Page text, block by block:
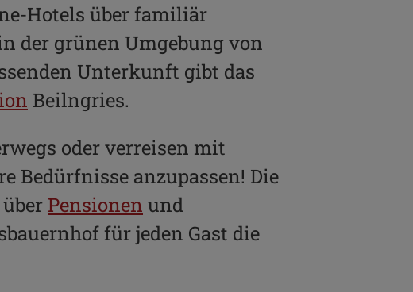
Hotels über familiär
der grünen Umgebung von
Unterkunft gibt das
Beilngries.
oder verreisen mit
Bedürfnisse anzupassen! Die
über Pensionen und
für jeden Gast die